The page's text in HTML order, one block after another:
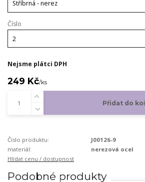
Číslo
Nejsme plátci DPH
249 Kč/ks
Přidat do
Číslo produktu:
J00126-9
materiál:
nerezová ocel
Hlídat cenu / dostupnost
Podobné produkty